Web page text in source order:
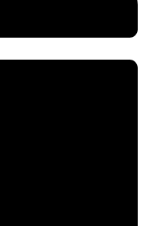
para
(em doses otimizadas e